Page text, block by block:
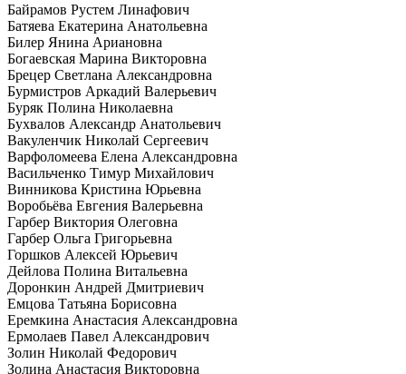
Байрамов Рустем Линафович
Батяева Екатерина Анатольевна
Билер Янина Ариановна
Богаевская Марина Викторовна
Брецер Светлана Александровна
Бурмистров Аркадий Валерьевич
Буряк Полина Николаевна
Бухвалов Александр Анатольевич
Вакуленчик Николай Сергеевич
Варфоломеева Елена Александровна
Васильченко Тимур Михайлович
Винникова Кристина Юрьевна
Воробьёва Евгения Валерьевна
Гарбер Виктория Олеговна
Гарбер Ольга Григорьевна
Горшков Алексей Юрьевич
Дейлова Полина Витальевна
Доронкин Андрей Дмитриевич
Емцова Татьяна Борисовна
Еремкина Анастасия Александровна
Ермолаев Павел Александрович
Золин Николай Федорович
Золина Анастасия Викторовна